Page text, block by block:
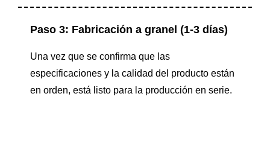
Paso 3: Fabricación a granel (1-3 días)
Una vez que se confirma que las
especificaciones y la calidad del producto están
en orden, está listo para la producción en serie.